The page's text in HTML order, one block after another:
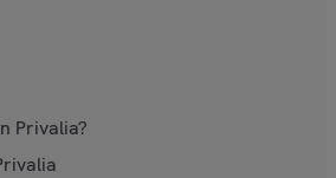
Privalia?